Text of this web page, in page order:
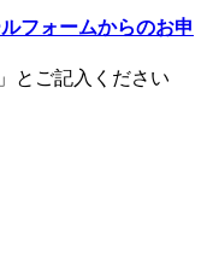
フォームからのお申
とご記入ください